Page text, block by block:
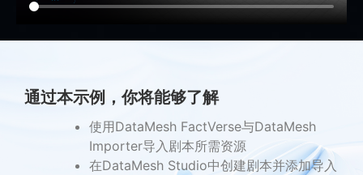
通过本示例，你将能够了解
使用DataMesh FactVerse与DataMesh
Importer导入剧本所需资源
在DataMesh Studio中创建剧本并添加导入